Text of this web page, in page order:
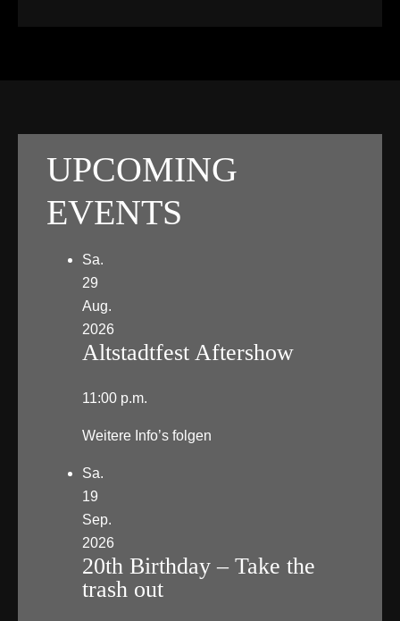
UPCOMING
EVENTS
Sa.
29
Aug.
2026
Altstadtfest Aftershow
11:00 p.m.
Weitere Info’s folgen
Sa.
19
Sep.
2026
20th Birthday – Take the
trash out